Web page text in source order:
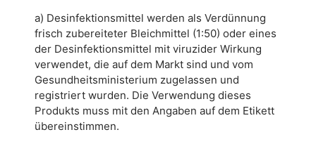
a) Desinfektionsmittel werden als Verdünnung
frisch zubereiteter Bleichmittel (1:50) oder eines
der Desinfektionsmittel mit viruzider Wirkung
verwendet, die auf dem Markt sind und vom
Gesundheitsministerium zugelassen und
registriert wurden. Die Verwendung dieses
Produkts muss mit den Angaben auf dem Etikett
übereinstimmen.